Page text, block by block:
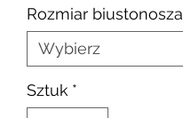
Rozmiar biustonosza
Sztuk *